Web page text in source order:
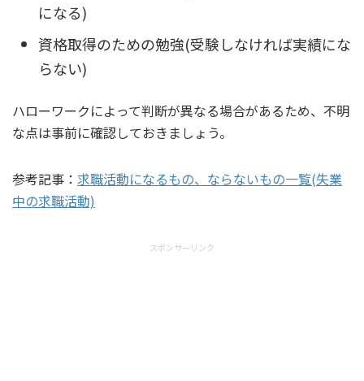
になる)
資格取得のための勉強(受験しなければ実績にな
らない)
ハローワークによって判断が異なる場合があるため、不明
な点は事前に確認しておきましょう。
参考記事： 求職活動になるもの、ならないもの一覧(失業
中の求職活動)
スポンサーリンク